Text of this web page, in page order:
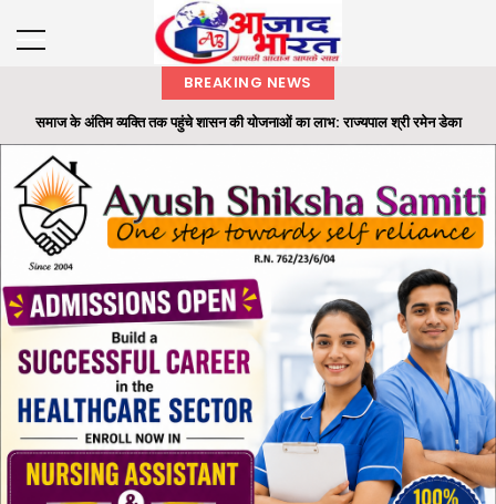
BREAKING NEWS
समाज के अंतिम व्यक्ति तक पहुंचे शासन की योजनाओं का लाभ: राज्यपाल श्री रमेन डेका
राज्यपाल ने ‘एक पेड़ मां के नाम’ अभियान के तहत कलेक्टोरेट परिसर में लगाया बादाम का पौधा
छाल पुलिस की बड़ी सफलता : SECL धरमखदान में ट्रांसफार्मर पार्ट्स व केबल चोरी का 24
घंटे में खुलासा...
भारतीय वन सेवा (IFS) के अधिकारियों की पदस्थापना में बड़ा फेरबदल
ओ.पी. जिंदल की 96वीं जयंती पर रायगढ़ में सेवा और जनभागीदारी का संदेश, रक्तदान से लेकर
स्वास्थ्य श...